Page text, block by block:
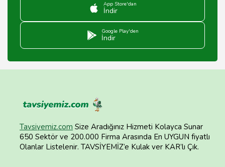
App Store'dan
İndir
Google Play'den
İndir
Tavsiyemiz.com Size Aradığınız Hizmeti Kolayca Sunar
650 Sektör ve 200.000 Firma Arasında En UYGUN fiyatlı
Olanlar Listelenir. TAVSİYEMİZ’e Kulak ver KAR’lı Çık.